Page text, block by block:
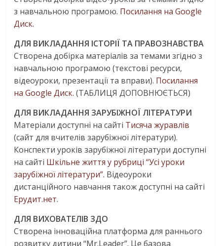
з навчальною програмою. Посилання на Google
Диск.
ДЛЯ ВИКЛАДАННЯ ІСТОРІЇ ТА ПРАВОЗНАВСТВА
Створена добірка матеріалів за темами згідно з
навчальною програмою (текстові ресурси,
відеоуроки, презентації та вправи). Посилання
на Google Диск. (ТАБЛИЦЯ ДОПОВНЮЄТЬСЯ)
ДЛЯ ВИКЛАДАННЯ ЗАРУБІЖНОЇ ЛІТЕРАТУРИ
Матеріали доступні на сайті Тисяча журавлів
(сайт для вчителів зарубіжної літератури).
Конспекти уроків зарубіжної літератури доступні
на сайті Шкільне життя у рубриці “Усі уроки
зарубіжної літератури”. Відеоуроки
дистанційного навчання також доступні на сайті
Ерудит.нет.
ДЛЯ ВИХОВАТЕЛІВ ЗДО
Створена інноваційна платформа для раннього
розвитку дитини “Mr.Leader”. Це базова